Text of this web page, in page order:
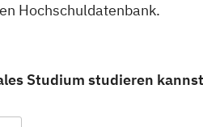
Hochschuldatenbank.
Studium studieren